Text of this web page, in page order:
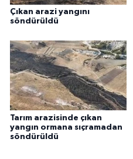
Çıkan arazi yangını
söndürüldü
Tarım arazisinde çıkan
yangın ormana sıçramadan
söndürüldü